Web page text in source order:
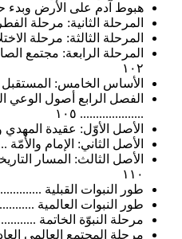
هبوط آدم على الأرض وبدء حركة
المرحلة الثانية: مرحلة الفطرة أو
المرحلة الثالثة: مرحلة الاختلاف
المرحلة الرابعة: مجتمع
الأساس الخامس: المستقبل
الفصل الرابع أصول الوعي
.................... ١٠٥
الأصل الأوّل: عقيدة المهدي وسنن
الأصل الثاني: الإمام والأُمّة
الأصل الثالث: المسار التاريخي:
طور النبوات القبلية .................... ١١٥
طور النبوات العالمية .................... ١١٧
مرحلة النبوّة الخاتمة .................... ١٢٠
مرحلة المجتمع العالمي العادل